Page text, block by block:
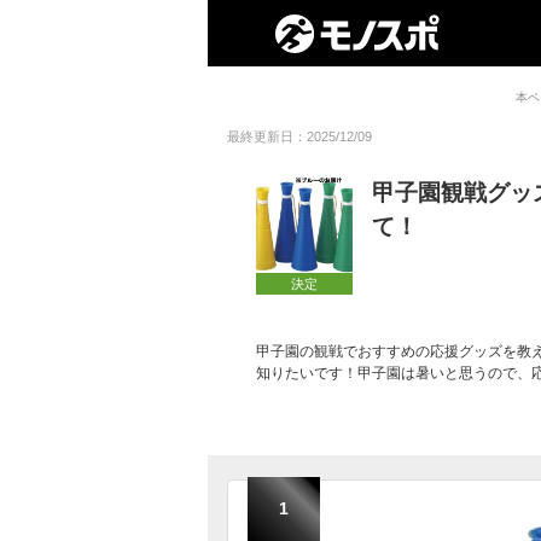
本
最終更新日：2025/12/09
決定
甲子園観戦グ
て！
甲子園の観戦でおすすめの応援グッズを教
知りたいです！甲子園は暑いと思うので、
1